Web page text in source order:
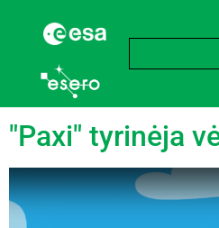
Žyma: Orai
"Paxi" tyrinėja